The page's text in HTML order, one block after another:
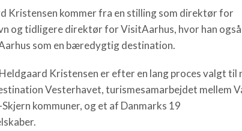
Kristensen kommer fra en stilling som direktør for
og tidligere direktør for VisitAarhus, hvor han også
som en bæredygtig destination.
Kristensen er efter en lang proces valgt til
Vesterhavet, turismesamarbejdet mellem
kommuner, og et af Danmarks 19